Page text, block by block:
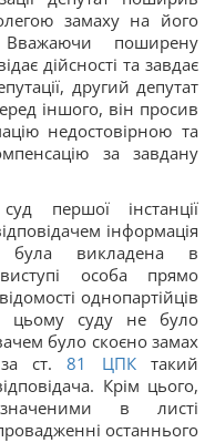
замаху на його
поширену
дійсності та завдає
другий депутат
іншого, він просив
недостовірною та
за завдану
першої інстанції
інформація
викладена в
особа прямо
однопартійців
цьому суду не було
було скоєно замах
ст. 81 ЦПКтакий
Крім цього,
в листі
останнього